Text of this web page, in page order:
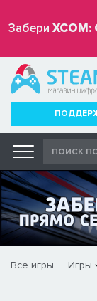
Забери XCOM:
Все игры Игры